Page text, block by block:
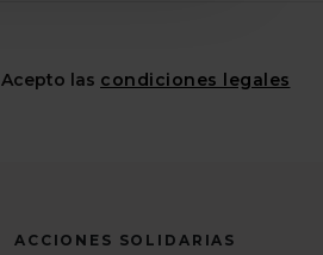
Acepto las condiciones legales
ACCIONES SOLIDARIAS